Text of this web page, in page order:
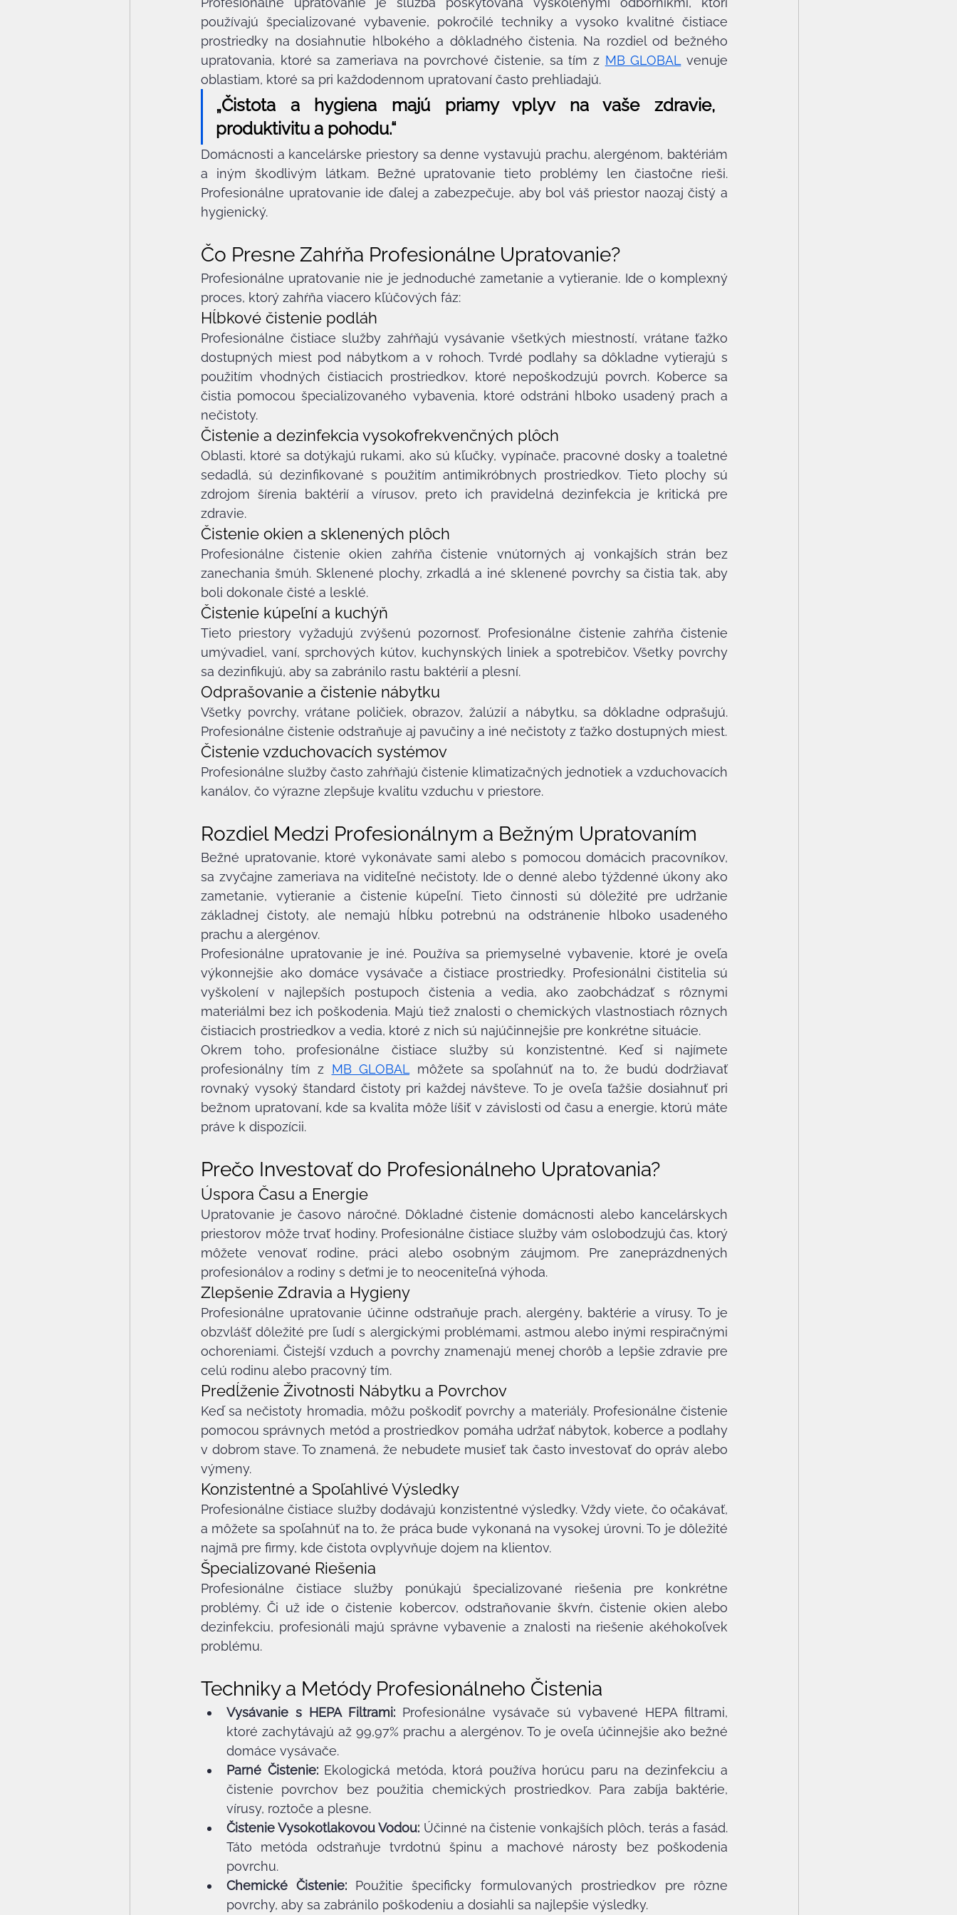
používajú špecializované vybavenie, pokročilé techniky a vysoko kvalitné čistiace
prostriedky na dosiahnutie hlbokého a dôkladného čistenia. Na rozdiel od bežného
upratovania, ktoré sa zameriava na povrchové čistenie, sa tím z MB GLOBAL venuje
oblastiam, ktoré sa pri každodennom upratovaní často prehliadajú.
„Čistota a hygiena majú priamy vplyv na vaše zdravie,
produktivitu a pohodu.“
Domácnosti a kancelárske priestory sa denne vystavujú prachu, alergénom, baktériám
a iným škodlivým látkam. Bežné upratovanie tieto problémy len čiastočne rieši.
Profesionálne upratovanie ide ďalej a zabezpečuje, aby bol váš priestor naozaj čistý a
hygienický.
Čo Presne Zahŕňa Profesionálne Upratovanie?
Profesionálne upratovanie nie je jednoduché zametanie a vytieranie. Ide o komplexný
proces, ktorý zahŕňa viacero kľúčových fáz:
Hĺbkové čistenie podláh
Profesionálne čistiace služby zahŕňajú vysávanie všetkých miestností, vrátane ťažko
dostupných miest pod nábytkom a v rohoch. Tvrdé podlahy sa dôkladne vytierajú s
použitím vhodných čistiacich prostriedkov, ktoré nepoškodzujú povrch. Koberce sa
čistia pomocou špecializovaného vybavenia, ktoré odstráni hlboko usadený prach a
nečistoty.
Čistenie a dezinfekcia vysokofrekvenčných plôch
Oblasti, ktoré sa dotýkajú rukami, ako sú kľučky, vypínače, pracovné dosky a toaletné
sedadlá, sú dezinfikované s použitím antimikróbnych prostriedkov. Tieto plochy sú
zdrojom šírenia baktérií a vírusov, preto ich pravidelná dezinfekcia je kritická pre
zdravie.
Čistenie okien a sklenených plôch
Profesionálne čistenie okien zahŕňa čistenie vnútorných aj vonkajších strán bez
zanechania šmúh. Sklenené plochy, zrkadlá a iné sklenené povrchy sa čistia tak, aby
boli dokonale čisté a lesklé.
Čistenie kúpeľní a kuchýň
Tieto priestory vyžadujú zvýšenú pozornosť. Profesionálne čistenie zahŕňa čistenie
umývadiel, vaní, sprchových kútov, kuchynských liniek a spotrebičov. Všetky povrchy
sa dezinfikujú, aby sa zabránilo rastu baktérií a plesní.
Odprašovanie a čistenie nábytku
Všetky povrchy, vrátane poličiek, obrazov, žalúzií a nábytku, sa dôkladne odprašujú.
Profesionálne čistenie odstraňuje aj pavučiny a iné nečistoty z ťažko dostupných miest.
Čistenie vzduchovacích systémov
Profesionálne služby často zahŕňajú čistenie klimatizačných jednotiek a vzduchovacích
kanálov, čo výrazne zlepšuje kvalitu vzduchu v priestore.
Rozdiel Medzi Profesionálnym a Bežným Upratovaním
Bežné upratovanie, ktoré vykonávate sami alebo s pomocou domácich pracovníkov,
sa zvyčajne zameriava na viditeľné nečistoty. Ide o denné alebo týždenné úkony ako
zametanie, vytieranie a čistenie kúpeľní. Tieto činnosti sú dôležité pre udržanie
základnej čistoty, ale nemajú hĺbku potrebnú na odstránenie hlboko usadeného
prachu a alergénov.
Profesionálne upratovanie je iné. Používa sa priemyselné vybavenie, ktoré je oveľa
výkonnejšie ako domáce vysávače a čistiace prostriedky. Profesionálni čistitelia sú
vyškolení v najlepších postupoch čistenia a vedia, ako zaobchádzať s rôznymi
materiálmi bez ich poškodenia. Majú tiež znalosti o chemických vlastnostiach rôznych
čistiacich prostriedkov a vedia, ktoré z nich sú najúčinnejšie pre konkrétne situácie.
Okrem toho, profesionálne čistiace služby sú konzistentné. Keď si najímete
profesionálny tím z MB GLOBAL môžete sa spoľahnúť na to, že budú dodržiavať
rovnaký vysoký štandard čistoty pri každej návšteve. To je oveľa ťažšie dosiahnuť pri
bežnom upratovaní, kde sa kvalita môže líšiť v závislosti od času a energie, ktorú máte
práve k dispozícii.
Prečo Investovať do Profesionálneho Upratovania?
Úspora Času a Energie
Upratovanie je časovo náročné. Dôkladné čistenie domácnosti alebo kancelárskych
priestorov môže trvať hodiny. Profesionálne čistiace služby vám oslobodzujú čas, ktorý
môžete venovať rodine, práci alebo osobným záujmom. Pre zaneprázdnených
profesionálov a rodiny s deťmi je to neoceniteľná výhoda.
Zlepšenie Zdravia a Hygieny
Profesionálne upratovanie účinne odstraňuje prach, alergény, baktérie a vírusy. To je
obzvlášť dôležité pre ľudí s alergickými problémami, astmou alebo inými respiračnými
ochoreniami. Čistejší vzduch a povrchy znamenajú menej chorôb a lepšie zdravie pre
celú rodinu alebo pracovný tím.
Predĺženie Životnosti Nábytku a Povrchov
Keď sa nečistoty hromadia, môžu poškodiť povrchy a materiály. Profesionálne čistenie
pomocou správnych metód a prostriedkov pomáha udržať nábytok, koberce a podlahy
v dobrom stave. To znamená, že nebudete musieť tak často investovať do opráv alebo
výmeny.
Konzistentné a Spoľahlivé Výsledky
Profesionálne čistiace služby dodávajú konzistentné výsledky. Vždy viete, čo očakávať,
a môžete sa spoľahnúť na to, že práca bude vykonaná na vysokej úrovni. To je dôležité
najmä pre firmy, kde čistota ovplyvňuje dojem na klientov.
Špecializované Riešenia
Profesionálne čistiace služby ponúkajú špecializované riešenia pre konkrétne
problémy. Či už ide o čistenie kobercov, odstraňovanie škvŕn, čistenie okien alebo
dezinfekciu, profesionáli majú správne vybavenie a znalosti na riešenie akéhokoľvek
problému.
Techniky a Metódy Profesionálneho Čistenia
Vysávanie s HEPA Filtrami: Profesionálne vysávače sú vybavené HEPA filtrami,
ktoré zachytávajú až 99,97% prachu a alergénov. To je oveľa účinnejšie ako bežné
domáce vysávače.
Parné Čistenie: Ekologická metóda, ktorá používa horúcu paru na dezinfekciu a
čistenie povrchov bez použitia chemických prostriedkov. Para zabíja baktérie,
vírusy, roztoče a plesne.
Čistenie Vysokotlakovou Vodou: Účinné na čistenie vonkajších plôch, terás a fasád.
Táto metóda odstraňuje tvrdotnú špinu a machové nárosty bez poškodenia
povrchu.
Chemické Čistenie: Použitie špecificky formulovaných prostriedkov pre rôzne
povrchy, aby sa zabránilo poškodeniu a dosiahli sa najlepšie výsledky.